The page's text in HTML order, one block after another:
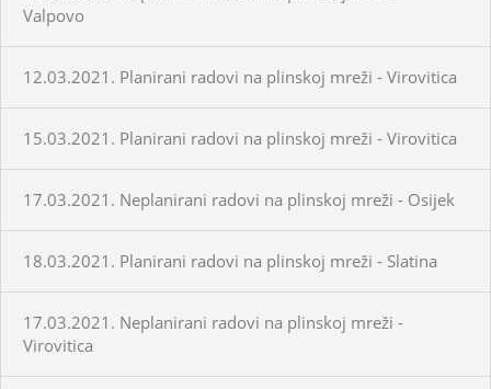
Valpovo
12.03.2021. Planirani radovi na plinskoj mreži - Virovitica
15.03.2021. Planirani radovi na plinskoj mreži - Virovitica
17.03.2021. Neplanirani radovi na plinskoj mreži - Osijek
18.03.2021. Planirani radovi na plinskoj mreži - Slatina
17.03.2021. Neplanirani radovi na plinskoj mreži -
Virovitica